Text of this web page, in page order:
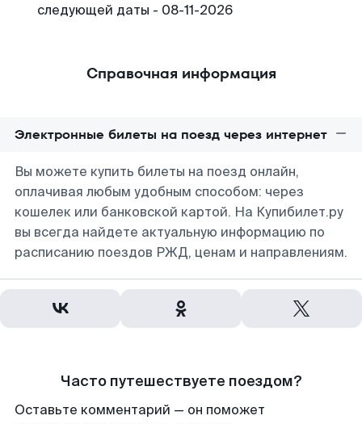
следующей даты - 08-11-2026
Справочная информация
Электронные билеты на поезд через интернет
Вы можете купить билеты на поезд онлайн,
оплачивая любым удобным способом: через
кошелек или банковской картой. На Купибилет.ру
вы всегда найдете актуальную информацию по
расписанию поездов РЖД, ценам и направлениям.
Часто путешествуете поездом?
Оставьте комментарий — он поможет